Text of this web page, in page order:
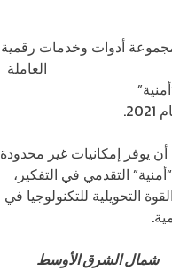
أدوات وخدمات رقمية
العاملة
يوفر إمكانيات غير محدودة
التقدمي في التفكير،
التحويلية للتكنولوجيا في
شمال الشرق الأوسط